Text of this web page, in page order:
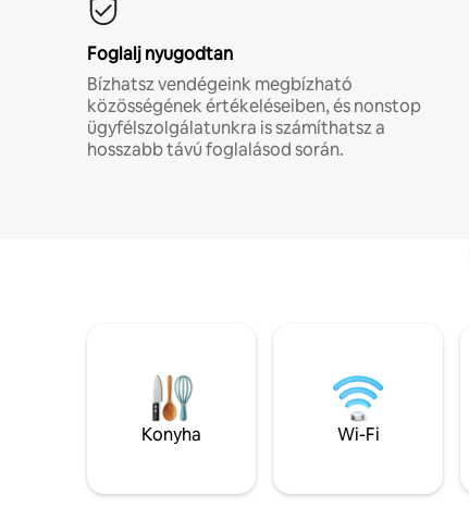
Foglalj nyugodtan
Bízhatsz vendégeink megbízható
közösségének értékeléseiben, és nonstop
ügyfélszolgálatunkra is számíthatsz a
hosszabb távú foglalásod során.
Konyha Wi-Fi